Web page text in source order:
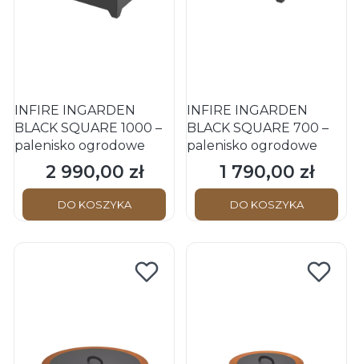
INFIRE INGARDEN
BLACK SQUARE 1000 –
palenisko ogrodowe
Cena
2 990,00 zł
DO KOSZYKA
INFIRE INGARDEN
BLACK SQUARE 700 –
palenisko ogrodowe
Cena
1 790,00 zł
DO KOSZYKA